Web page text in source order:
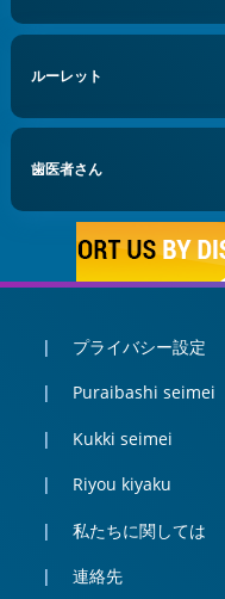
ルーレット
歯医者さん
プライバシー設定
Puraibashi seimei
Kukki seimei
Riyou kiyaku
私たちに関しては
連絡先